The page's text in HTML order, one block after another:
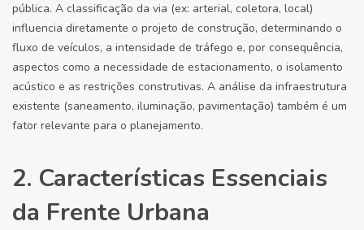
pública. A classificação da via (ex: arterial, coletora, local)
influencia diretamente o projeto de construção, determinando o
fluxo de veículos, a intensidade de tráfego e, por consequência,
aspectos como a necessidade de estacionamento, o isolamento
acústico e as restrições construtivas. A análise da infraestrutura
existente (saneamento, iluminação, pavimentação) também é um
fator relevante para o planejamento.
2. Características Essenciais
da Frente Urbana